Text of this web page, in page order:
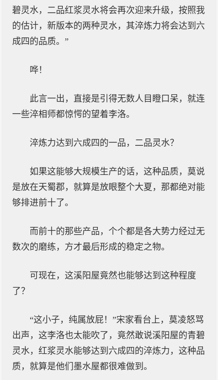
碧灵水，二品红浆灵水将会再次迎来升级，按照我
的估计，新版本的两种灵水，其淬炼力将会达到六
成四的品质。”
哗！
此言一出，直接是引得无数人目瞪口呆，就连
一些淬相师都惊愕的望着李洛。
淬炼力达到六成四的一品，二品灵水？
如果这能够大规模生产的话，这种品质，莫说
是放在天蜀郡，就算是放眼整个大夏，那都绝对能
够排进前十了。
而前十的那些产品，个个都是各大势力经过无
数次的磨练，方才最后形成的稳定之物。
可现在，这溪阳屋竟然也能够达到这种程度
了？
“这小子，纯属放屁！”宋家看台上，莫凌怒骂
出声，这李洛也太能吹了，竟然敢说溪阳屋的青碧
灵水，红浆灵水能够达到六成四的淬炼力，这种品
质，就算是他们墨水屋都很难做到。